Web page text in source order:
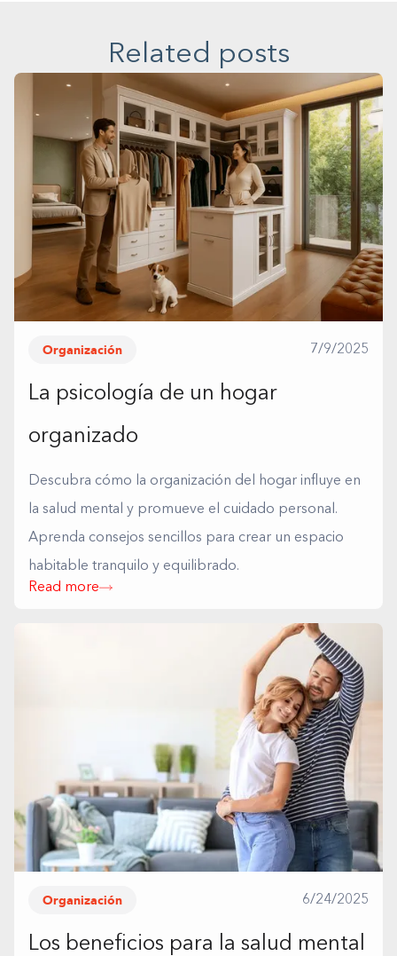
Related posts
Organización 7/9/2025
La psicología de un hogar
organizado
Descubra cómo la organización del hogar influye en
la salud mental y promueve el cuidado personal.
Aprenda consejos sencillos para crear un espacio
habitable tranquilo y equilibrado.
Read more
Organización 6/24/2025
Los beneficios para la salud mental